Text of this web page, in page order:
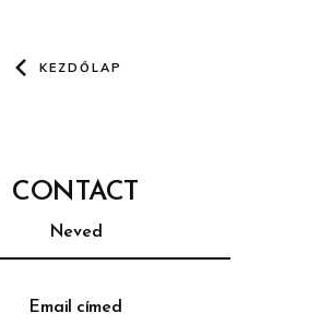
KEZDŐLAP
CONTACT